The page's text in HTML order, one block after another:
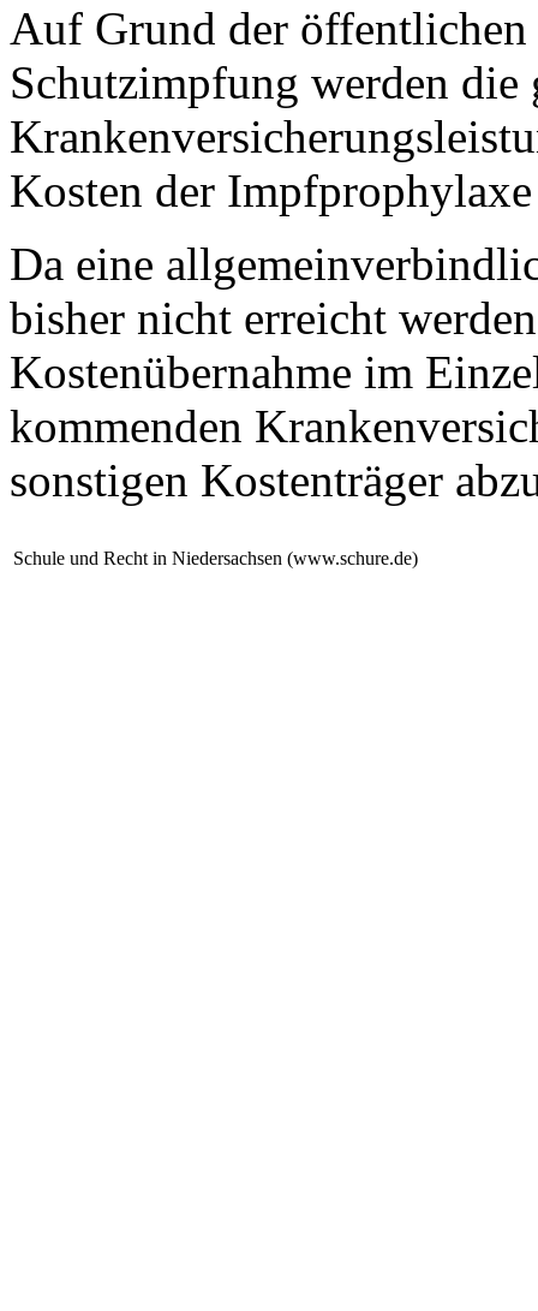
Auf Grund der
Schutzimpfung werden die
Kosten der
Da eine
bisher nicht erreicht
Kostenübernahme im
kommenden
sonstigen Kostenträger
Schule und Recht in Niedersachsen (www.schure.de)